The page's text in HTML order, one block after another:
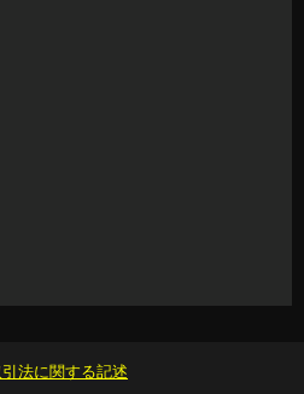
法に関する記述